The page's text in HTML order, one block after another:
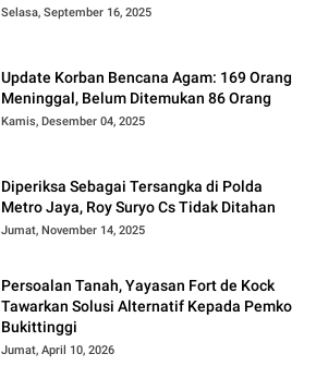
Selasa, September 16, 2025
Update Korban Bencana Agam: 169 Orang
Meninggal, Belum Ditemukan 86 Orang
Kamis, Desember 04, 2025
Diperiksa Sebagai Tersangka di Polda
Metro Jaya, Roy Suryo Cs Tidak Ditahan
Jumat, November 14, 2025
Persoalan Tanah, Yayasan Fort de Kock
Tawarkan Solusi Alternatif Kepada Pemko
Bukittinggi
Jumat, April 10, 2026